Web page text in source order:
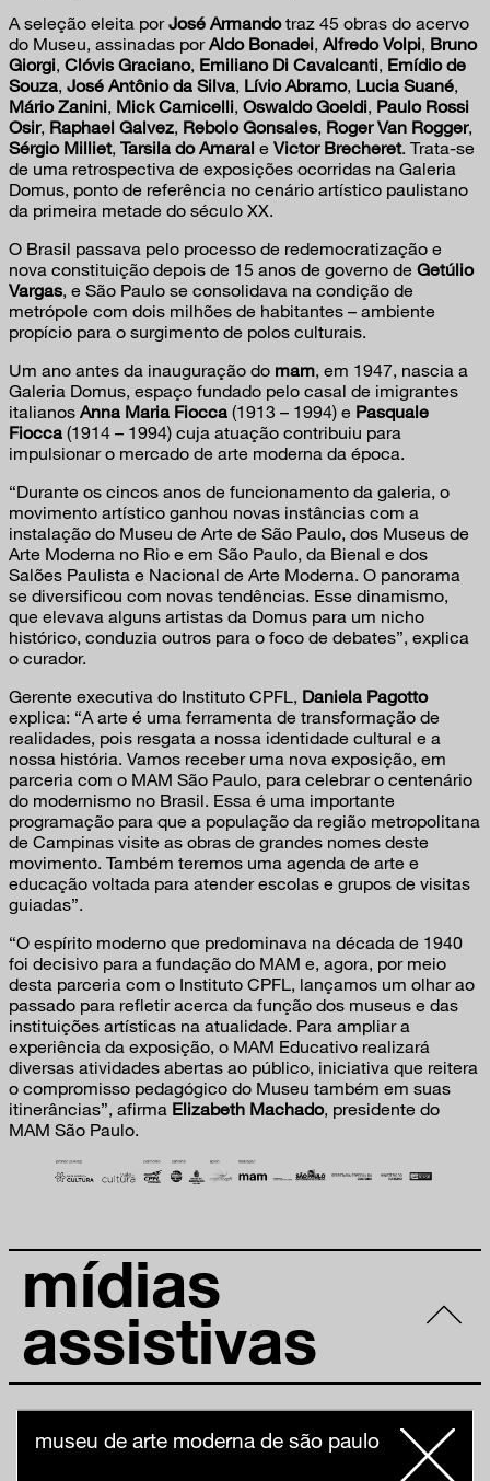
A seleção eleita porJosé Armandotraz 45 obras do acervo
do Museu, assinadas porAldo Bonadei, Alfredo Volpi, Bruno
Giorgi, Clóvis Graciano, Emiliano Di Cavalcanti, Emídio de
Souza, José Antônio da Silva, Lívio Abramo, Lucia Suané,
Mário Zanini, Mick Carnicelli, Oswaldo Goeldi, Paulo Rossi
Osir, Raphael Galvez, Rebolo Gonsales, Roger Van Rogger,
Sérgio Milliet, Tarsila do Amaral e Victor Brecheret. Trata-se
de uma retrospectiva de exposições ocorridas na Galeria
Domus, ponto de referência no cenário artístico paulistano
da primeira metade do século XX.
O Brasil passava pelo processo de redemocratização e
nova constituição depois de 15 anos de governo de Getúlio
Vargas, e São Paulo se consolidava na condição de
metrópole com dois milhões de habitantes – ambiente
propício para o surgimento de polos culturais.
Um ano antes da inauguração do mam, em 1947, nascia a
Galeria Domus, espaço fundado pelo casal de imigrantes
italianos Anna Maria Fiocca (1913 – 1994) e Pasquale
Fiocca (1914 – 1994) cuja atuação contribuiu para
impulsionar o mercado de arte moderna da época.
“Durante os cincos anos de funcionamento da galeria, o
movimento artístico ganhou novas instâncias com a
instalação do Museu de Arte de São Paulo, dos Museus de
Arte Moderna no Rio e em São Paulo, da Bienal e dos
Salões Paulista e Nacional de Arte Moderna. O panorama
se diversificou com novas tendências. Esse dinamismo,
que elevava alguns artistas da Domus para um nicho
histórico, conduzia outros para o foco de debates”, explica
o curador.
Gerente executiva do Instituto CPFL, Daniela Pagotto
explica: “A arte é uma ferramenta de transformação de
realidades, pois resgata a nossa identidade cultural e a
nossa história. Vamos receber uma nova exposição, em
parceria com o MAM São Paulo, para celebrar o centenário
do modernismo no Brasil. Essa é uma importante
programação para que a população da região metropolitana
de Campinas visite as obras de grandes nomes deste
movimento. Também teremos uma agenda de arte e
educação voltada para atender escolas e grupos de visitas
guiadas”.
“O espírito moderno que predominava na década de 1940
foi decisivo para a fundação do MAM e, agora, por meio
desta parceria com o Instituto CPFL, lançamos um olhar ao
passado para refletir acerca da função dos museus e das
instituições artísticas na atualidade. Para ampliar a
experiência da exposição, o MAM Educativo realizará
diversas atividades abertas ao público, iniciativa que reitera
o compromisso pedagógico do Museu também em suas
itinerâncias”, afirma Elizabeth Machado, presidente do
MAM São Paulo.
mídias
assistivas
museu de arte moderna de são paulo